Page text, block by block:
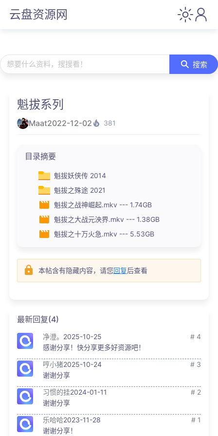
云盘资源网
想要什么资料，搜搜看！ 搜索
魁拔系列
Maat2022-12-02 381
目录摘要
魁拔妖侠传 2014
魁拔之殊途 2021
魁拔之战神崛起.mkv --- 1.74GB
魁拔之大战元泱界.mkv --- 1.38GB
魁拔之十万火急.mkv --- 5.53GB
本帖含有隐藏内容，请您回复后查看
最新回复(4)
净澄。 2025-10-25
# 4
感谢分享！快分享更多好资源吧！
哼小猪2025-10-24
# 3
谢谢分享
习惯的挂2024-01-11
# 2
谢谢分享
乐哈哈2023-11-28
# 1
谢谢分享！